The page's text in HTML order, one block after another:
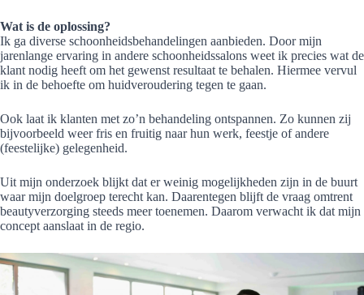
Wat is de oplossing?
Ik ga diverse schoonheidsbehandelingen aanbieden. Door mijn
jarenlange ervaring in andere schoonheidssalons weet ik precies wat de
klant nodig heeft om het gewenst resultaat te behalen. Hiermee vervul
ik in de behoefte om huidveroudering tegen te gaan.
Ook laat ik klanten met zo’n behandeling ontspannen. Zo kunnen zij
bijvoorbeeld weer fris en fruitig naar hun werk, feestje of andere
(feestelijke) gelegenheid.
Uit mijn onderzoek blijkt dat er weinig mogelijkheden zijn in de buurt
waar mijn doelgroep terecht kan. Daarentegen blijft de vraag omtrent
beautyverzorging steeds meer toenemen. Daarom verwacht ik dat mijn
concept aanslaat in de regio.